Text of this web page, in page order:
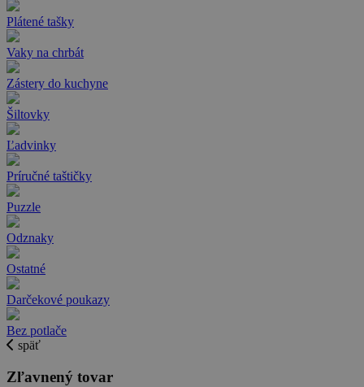
Plátené tašky
Vaky na chrbát
Zástery do kuchyne
Šiltovky
Ľadvinky
Príručné taštičky
Puzzle
Odznaky
Ostatné
Darčekové poukazy
Bez potlače
späť
Zľavnený tovar